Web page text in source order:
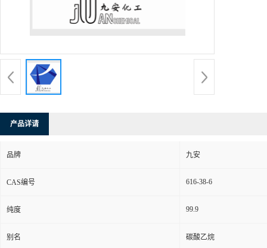
产品详请
品牌 九安
CAS编号 616-38-6
纯度 99.9
别名 碳酸乙烷